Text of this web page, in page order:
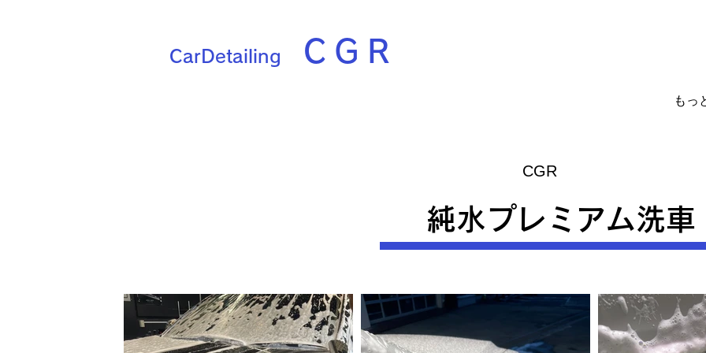
CarDetailing ＣＧＲ
もっ
​CGR
​純水プレミアム洗車